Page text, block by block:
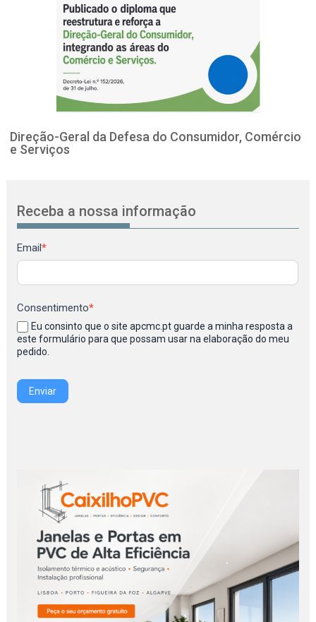
Direção-Geral da Defesa do Consumidor, Comércio
e Serviços
Receba a nossa informação
Newsletter
Email*
Consentimento*
Eu consinto que o site apcmc.pt guarde a minha resposta a
este formulário para que possam usar na elaboração do meu
pedido.
Enviar